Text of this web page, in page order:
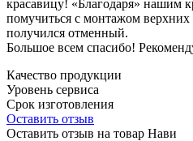
красавицу! «Благодаря» нашим
помучиться с монтажом верхних
получился отменный.
Большое всем спасибо!
Качество продукции
Уровень сервиса
Срок изготовления
Оставить отзыв
Оставить отзыв на товар Нави